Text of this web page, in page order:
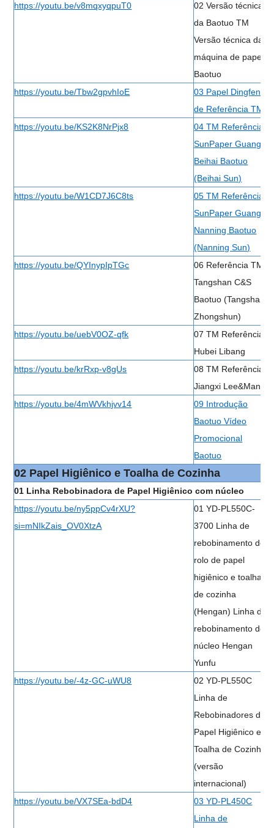
https://youtu.be/v8mqxyqpuT0
02 Versão técnica
da Baotuo TM
Versão técnica da
máquina de papel
Baotuo
https://youtu.be/Tbw2gpvhIoE
03 Papel Dingfeng
de Referência TM
https://youtu.be/KS2K8NrPjx8
04 TM Referência
SunPaper Guangxi
Beihai Baotuo
(Beihai Sun)
https://youtu.be/W1CD7J6C8ts
05 TM Referência
SunPaper Guangxi
Nanning Baotuo
(Nanning Sun)
https://youtu.be/QYInypIpTGc
06 Referência TM
Tangshan C&S
Baotuo (Tangshan
Zhongshun)
https://youtu.be/uebV0OZ-qfk
07 TM Referência
Hubei Libang
https://youtu.be/krRxp-v8gUs
08 TM Referência
Jiangxi Lee&Man
https://youtu.be/4mWVkhjvv14
09 Introdução
Baotuo Vídeo
Promocional
Baotuo
02 Papel Higiênico e Toalha de Cozinha
01 Linha Rebobinadora de Papel Higiênico com núcleo
https://youtu.be/ny5ppCv4rXU?
si=mNIkZais_OV0XtzA
01 YD-PL550C-
3700 Linha de
rebobinamento de
rolo de papel
higiênico e toalha
de cozinha
(Hengan) Linha de
rebobinamento de
núcleo Hengan
Yunfu
https://youtu.be/-4z-GC-uWU8
02 YD-PL550C
Linha de
Rebobinadores de
Papel Higiênico e
Toalha de Cozinha
(versão
internacional)
https://youtu.be/VX7SEa-bdD4
03 YD-PL450C
Linha de